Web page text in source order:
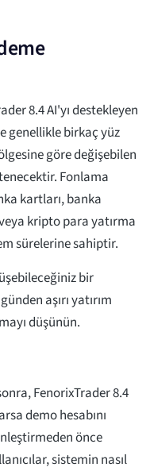
8.4 AI'yı destekleyen
genellikle birkaç yüz
göre değişebilen
Fonlama
kartları, banka
kripto para yatırma
sürelerine sahiptir.
bir
aşırı yatırım
düşünün.
FenorixTrader 8.4
demo hesabını
önce
sistemin nasıl